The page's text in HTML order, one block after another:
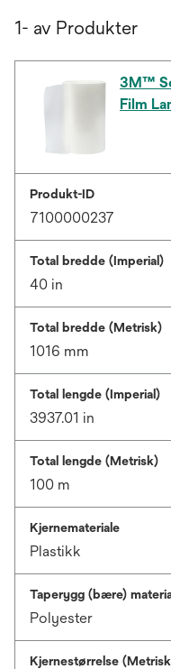
1- av Produkter
3M™
Film
Produkt-ID
7100000237
Total bredde (Imperial)
40 in
Total bredde (Metrisk)
1016 mm
Total lengde (Imperial)
3937.01 in
Total lengde (Metrisk)
100 m
Kjernemateriale
Plastikk
Taperygg (bære)
Polyester
Kjernestørrelse